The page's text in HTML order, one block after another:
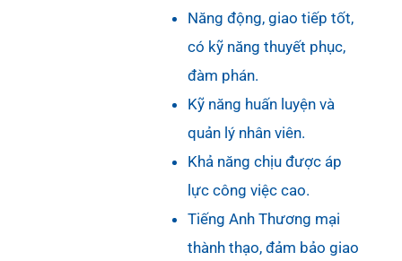
Năng động, giao tiếp tốt,
có kỹ năng thuyết phục,
đàm phán.
Kỹ năng huấn luyện và
quản lý nhân viên.
Khả năng chịu được áp
lực công việc cao.
Tiếng Anh Thương mại
thành thạo, đảm bảo giao